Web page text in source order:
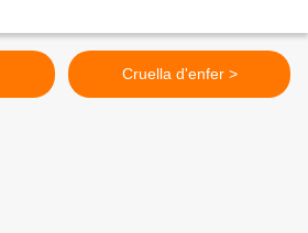
Cruella d'enfer >